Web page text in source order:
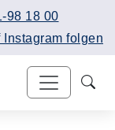
98 18 00
Instagram folgen